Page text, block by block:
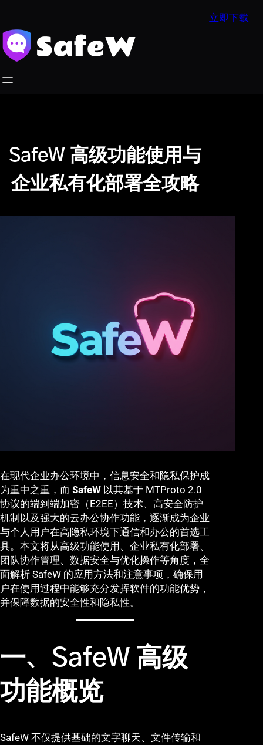
内
容
立即下载
SafeW 高级功能使用与
企业私有化部署全攻略
在现代企业办公环境中，信息安全和隐私保护成
为重中之重，而 SafeW 以其基于 MTProto 2.0
协议的端到端加密（E2EE）技术、高安全防护
机制以及强大的云办公协作功能，逐渐成为企业
与个人用户在高隐私环境下通信和办公的首选工
具。本文将从高级功能使用、企业私有化部署、
团队协作管理、数据安全与优化操作等角度，全
面解析 SafeW 的应用方法和注意事项，确保用
户在使用过程中能够充分发挥软件的功能优势，
并保障数据的安全性和隐私性。
一、SafeW 高级
功能概览
SafeW 不仅提供基础的文字聊天、文件传输和